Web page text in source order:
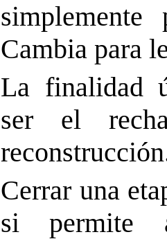
Cambia para
La finalidad
ser el
Cerrar una
si permite